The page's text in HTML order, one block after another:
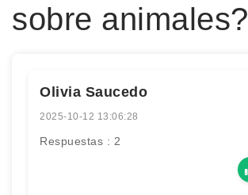
sobre animales?
Olivia Saucedo
2025-10-12 13:06:28
Respuestas : 2